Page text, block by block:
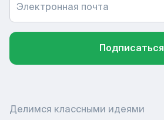
Электронная почта
Подписаться
Делимся классными идеями